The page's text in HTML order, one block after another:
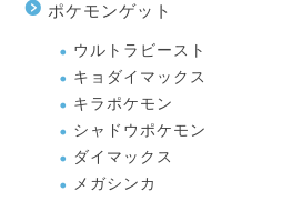
ポケモンゲット
ウルトラビースト
キョダイマックス
キラポケモン
シャドウポケモン
ダイマックス
メガシンカ